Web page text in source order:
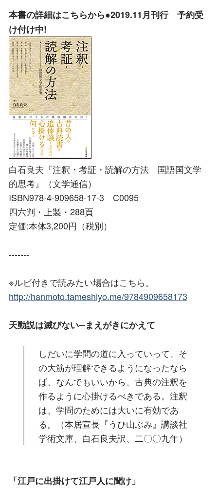
本書の詳細はこちらから●2019.11月刊行 予約受
け付け中!
白石良夫『注釈・考証・読解の方法 国語国文学
的思考』（文学通信）
ISBN978-4-909658-17-3 C0095
四六判・上製・288頁
定価:本体3,200円（税別）
-------
※ルビ付きで読みたい場合はこちら。
http://hanmoto.tameshiyo.me/9784909658173
天動説は滅びない─まえがきにかえて
しだいに学問の道に入っていって、そ
の大筋が理解できるようになったなら
ば、なんでもいいから、古典の注釈を
作るように心掛けるべきである。注釈
は、学問のためには大いに有効であ
る。（本居宣長『うひ山ぶみ』講談社
学術文庫、白石良夫訳、二〇〇九年）
「江戸に出掛けて江戸人に聞け」